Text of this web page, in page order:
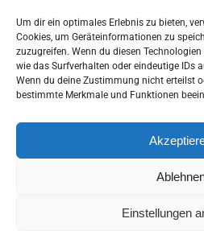
Um dir ein optimales Erlebnis zu bieten,
Cookies, um Geräteinformationen zu
zuzugreifen. Wenn du diesen
wie das Surfverhalten oder eindeutige IDs
Wenn du deine Zustimmung nicht erteilst
bestimmte Merkmale und Funktionen
Einstellungen
for the next time I comment.